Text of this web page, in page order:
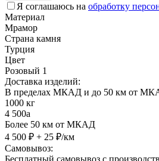
Я соглашаюсь на обработку
Материал
Мрамор
Страна камня
Турция
Цвет
Розовый 1
Доставка изделий:
В пределах МКАД и до 50 км от
1000 кг
4 500a
Более 50 км от МКАД
4 500 ₽ + 25 ₽/км
Самовывоз:
Бесплатный самовывоз с